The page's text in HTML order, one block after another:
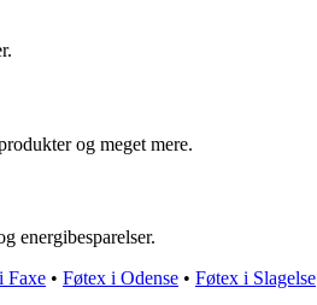
og meget mere.
energibesparelser.
Faxe • Føtex i Odense • Føtex i Slagelse